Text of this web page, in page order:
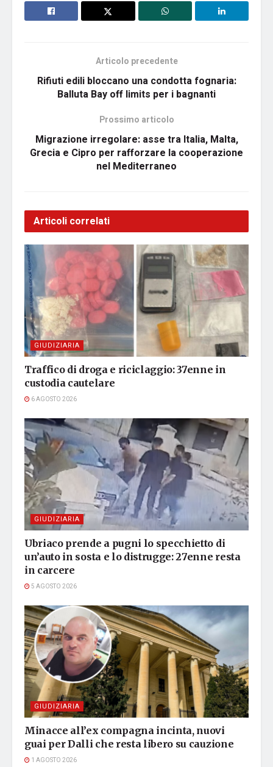
Articolo precedente
Rifiuti edili bloccano una condotta fognaria:
Balluta Bay off limits per i bagnanti
Prossimo articolo
Migrazione irregolare: asse tra Italia, Malta,
Grecia e Cipro per rafforzare la cooperazione
nel Mediterraneo
Articoli correlati
GIUDIZIARIA
Traffico di droga e riciclaggio: 37enne in
custodia cautelare
6 AGOSTO 2026
GIUDIZIARIA
Ubriaco prende a pugni lo specchietto di
un’auto in sosta e lo distrugge: 27enne resta
in carcere
5 AGOSTO 2026
GIUDIZIARIA
Minacce all’ex compagna incinta, nuovi
guai per Dalli che resta libero su cauzione
1 AGOSTO 2026